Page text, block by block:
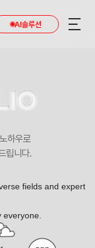
AI솔루션
하우로
립니다.
fields and expert